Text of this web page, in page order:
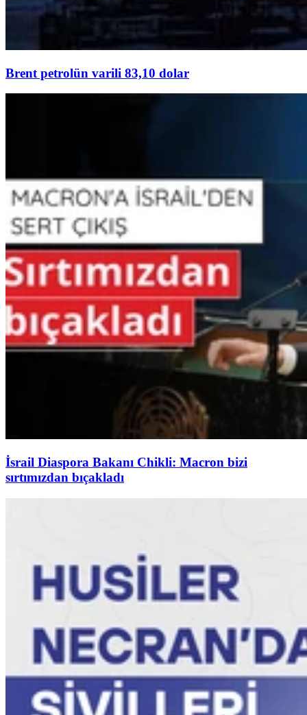
Brent petrolün varili 83,10 dolar
İsrail Diaspora Bakanı Chikli: Macron bizi
sırtımızdan bıçakladı